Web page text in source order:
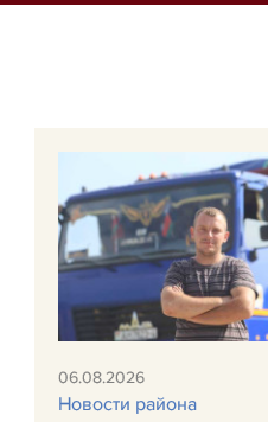
06.08.2026
Новости района